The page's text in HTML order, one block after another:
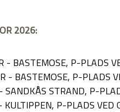
2026:
- BASTEMOSE, P-PLADS
- BASTEMOSE, P-PLADS
SANDKÅS STRAND, P-
KULTIPPEN, P-PLADS VED